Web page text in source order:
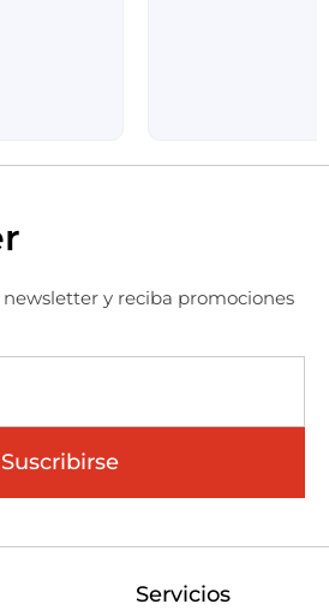
newsletter y reciba promociones
Suscribirse
Servicios